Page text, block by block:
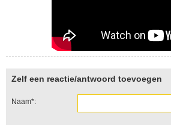
Zelf een reactie/antwoord toevoegen
Naam*: